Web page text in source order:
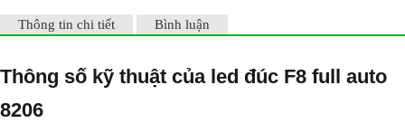
Thông tin chi tiết Bình luận
​Thông số kỹ thuật của led đúc F8 full auto
8206